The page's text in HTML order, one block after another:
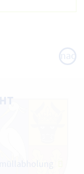
nach
oben